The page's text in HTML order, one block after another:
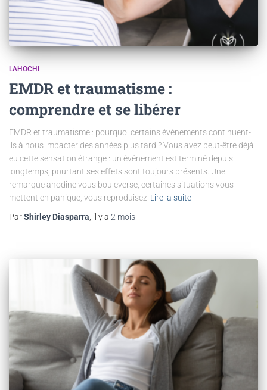
LAHOCHI
EMDR et traumatisme :
comprendre et se libérer
EMDR et traumatisme : pourquoi certains événements continuent-
ils à nous impacter des années plus tard ? Vous avez peut-être déjà
eu cette sensation étrange : un événement est terminé depuis
longtemps, pourtant ses effets sont toujours présents. Une
remarque anodine vous bouleverse, certaines situations vous
mettent en panique, vous reproduisez Lire la suite
ParShirley Diasparra , il y a 2 mois